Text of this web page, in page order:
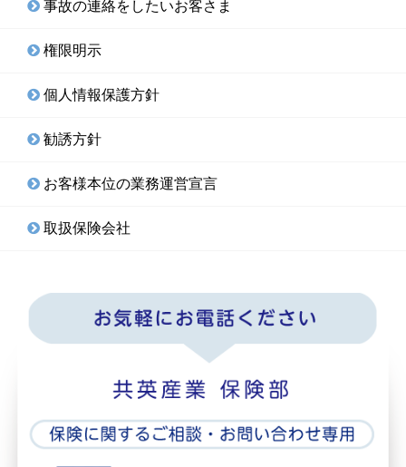
事故の連絡をしたいお客さま
権限明示
個人情報保護方針
勧誘方針
お客様本位の業務運営宣言
取扱保険会社